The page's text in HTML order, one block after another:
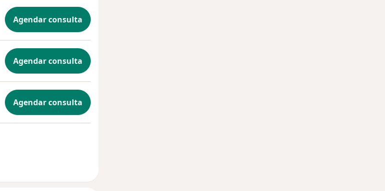
Agendar consulta
Agendar consulta
Agendar consulta